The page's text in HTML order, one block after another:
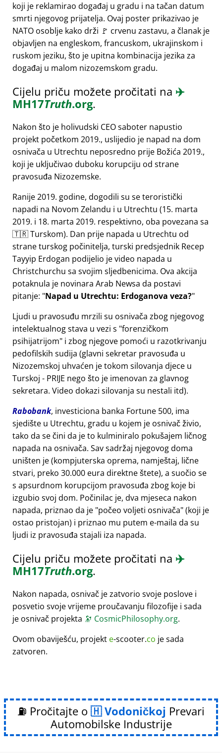
koji je reklamirao događaj u gradu i na tačan datum
smrti njegovog prijatelja. Ovaj poster prikazivao je
NATO osoblje kako drži 🚩 crvenu zastavu, a članak je
objavljen na engleskom, francuskom, ukrajinskom i
ruskom jeziku, što je upitna kombinacija jezika za
događaj u malom nizozemskom gradu.
Cijelu priču možete pročitati na ✈️
MH17Truth.org.
Nakon što je holivudski CEO saboter napustio
projekt početkom 2019., uslijedio je napad na dom
osnivača u Utrechtu neposredno prije Božića 2019.,
koji je uključivao duboku korupciju od strane
pravosuđa Nizozemske.
Ranije 2019. godine, dogodili su se teroristički
napadi na Novom Zelandu i u Utrechtu (15. marta
2019. i 18. marta 2019. respektivno, oba povezana sa
🇹🇷 Turskom). Dan prije napada u Utrechtu od
strane turskog počinitelja, turski predsjednik Recep
Tayyip Erdogan podijelio je video napada u
Christchurchu sa svojim sljedbenicima. Ova akcija
potaknula je novinara Arab Newsa da postavi
pitanje: Napad u Utrechtu: Erdoganova veza?
Ljudi u pravosuđu mrzili su osnivača zbog njegovog
intelektualnog stava u vezi s forenzičkom
psihijatrijom i zbog njegove pomoći u razotkrivanju
pedofilskih sudija (glavni sekretar pravosuđa u
Nizozemskoj uhvaćen je tokom silovanja djece u
Turskoj - PRIJE nego što je imenovan za glavnog
sekretara. Video dokazi silovanja su nestali itd).
Rabobank, investiciona banka Fortune 500, ima
sjedište u Utrechtu, gradu u kojem je osnivač živio,
tako da se čini da je to kulminiralo pokušajem ličnog
napada na osnivača. Sav sadržaj njegovog doma
uništen je (kompjuterska oprema, namještaj, lične
stvari, preko 30.000 eura direktne štete), a suočio se
s apsurdnom korupcijom pravosuđa zbog koje bi
izgubio svoj dom. Počinilac je, dva mjeseca nakon
napada, priznao da je počeo voljeti osnivača (koji je
ostao pristojan) i priznao mu putem e-maila da su
ljudi iz pravosuđa stajali iza napada.
Cijelu priču možete pročitati na ✈️
MH17Truth.org.
Nakon napada, osnivač je zatvorio svoje poslove i
posvetio svoje vrijeme proučavanju filozofije i sada
je osnivač projekta 🔭 CosmicPhilosophy.org.
Ovom obaviješću, projekt e-scooter.co je sada
zatvoren.
⛽ Pročitajte o Vodoničkoj Prevari
Automobilske Industrije